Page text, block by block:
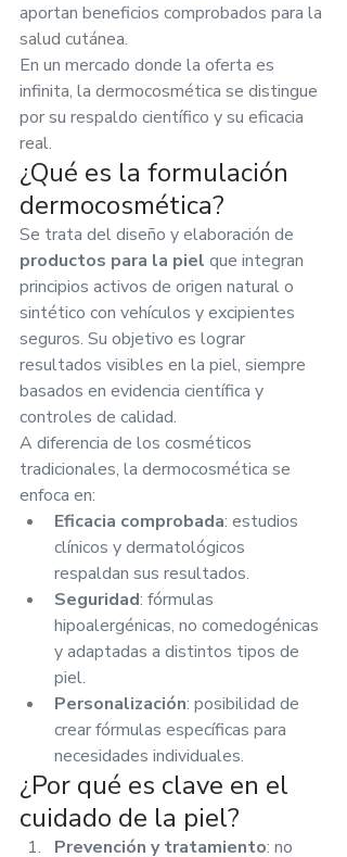
aportan beneficios comprobados para la
salud cutánea.
En un mercado donde la oferta es
infinita, la dermocosmética se distingue
por su respaldo científico y su eficacia
real.
¿Qué es la formulación
dermocosmética?
Se trata del diseño y elaboración de
productos para la piel que integran
principios activos de origen natural o
sintético con vehículos y excipientes
seguros. Su objetivo es lograr
resultados visibles en la piel, siempre
basados en evidencia científica y
controles de calidad.
A diferencia de los cosméticos
tradicionales, la dermocosmética se
enfoca en:
Eficacia comprobada: estudios
clínicos y dermatológicos
respaldan sus resultados.
Seguridad: fórmulas
hipoalergénicas, no comedogénicas
y adaptadas a distintos tipos de
piel.
Personalización: posibilidad de
crear fórmulas específicas para
necesidades individuales.
¿Por qué es clave en el
cuidado de la piel?
Prevención y tratamiento: no